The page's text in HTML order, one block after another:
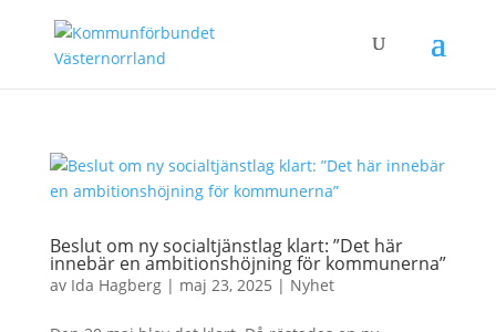
Beslut om ny socialtjänstlag klart: ”Det här
innebär en ambitionshöjning för kommunerna”
av Ida Hagberg| maj 23, 2025 | Nyhet